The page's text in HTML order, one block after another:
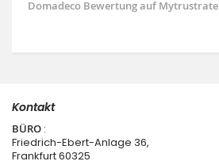
Domadeco Bewertung auf Mytrustrate
Kontakt
BÜRO :
Friedrich-Ebert-Anlage 36,
Frankfurt 60325